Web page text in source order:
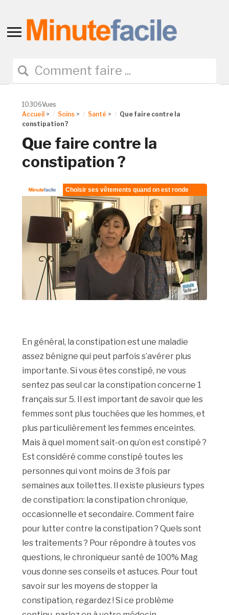
Toggle
navigation
10306Vues
Accueil > Soins > Santé >
Que faire contre la
constipation ?
Que faire contre la
constipation ?
En général, la constipation est une maladie
assez bénigne qui peut parfois s’avérer plus
importante. Si vous êtes constipé, ne vous
sentez pas seul car la constipation concerne 1
français sur 5. Il est important de savoir que les
femmes sont plus touchées que les hommes, et
plus particulièrement les femmes enceintes.
Mais à quel moment sait-on qu’on est constipé ?
Est considéré comme constipé toutes les
personnes qui vont moins de 3 fois par
semaines aux toilettes. Il existe plusieurs types
de constipation: la constipation chronique,
occasionnelle et secondaire. Comment faire
pour lutter contre la constipation ? Quels sont
les traitements ? Pour répondre à toutes vos
questions, le chroniqueur santé de 100% Mag
vous donne ses conseils et astuces. Pour tout
savoir sur les moyens de stopper la
constipation, regardez ! Si ce problème